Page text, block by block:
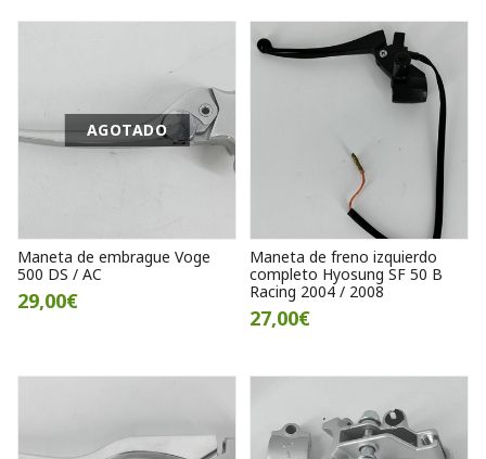
AGOTADO
Maneta de embrague Voge
500 DS / AC
29,00€
Maneta de freno izquierdo
completo Hyosung SF 50 B
Racing 2004 / 2008
27,00€